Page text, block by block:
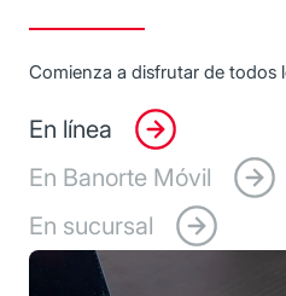
Comienza a disfrutar de todos
En línea
En Banorte Móvil
En sucursal